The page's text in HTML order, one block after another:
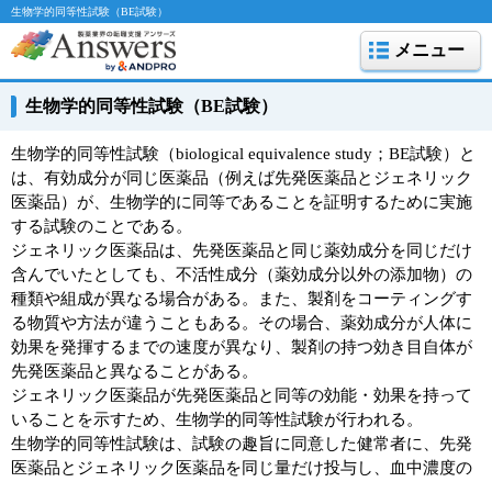
生物学的同等性試験（BE試験）
メニュー
生物学的同等性試験（BE試験）
生物学的同等性試験（biological equivalence study；BE試験）と
は、有効成分が同じ医薬品（例えば先発医薬品とジェネリック
医薬品）が、生物学的に同等であることを証明するために実施
する試験のことである。
ジェネリック医薬品は、先発医薬品と同じ薬効成分を同じだけ
含んでいたとしても、不活性成分（薬効成分以外の添加物）の
種類や組成が異なる場合がある。また、製剤をコーティングす
る物質や方法が違うこともある。その場合、薬効成分が人体に
効果を発揮するまでの速度が異なり、製剤の持つ効き目自体が
先発医薬品と異なることがある。
ジェネリック医薬品が先発医薬品と同等の効能・効果を持って
いることを示すため、生物学的同等性試験が行われる。
生物学的同等性試験は、試験の趣旨に同意した健常者に、先発
医薬品とジェネリック医薬品を同じ量だけ投与し、血中濃度の